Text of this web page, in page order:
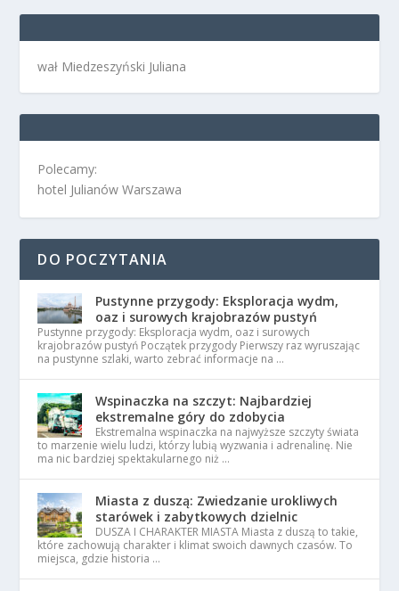
wał Miedzeszyński Juliana
Polecamy:
hotel Julianów Warszawa
DO POCZYTANIA
Pustynne przygody: Eksploracja wydm,
oaz i surowych krajobrazów pustyń
Pustynne przygody: Eksploracja wydm, oaz i surowych
krajobrazów pustyń Początek przygody Pierwszy raz wyruszając
na pustynne szlaki, warto zebrać informacje na …
Wspinaczka na szczyt: Najbardziej
ekstremalne góry do zdobycia
Ekstremalna wspinaczka na najwyższe szczyty świata
to marzenie wielu ludzi, którzy lubią wyzwania i adrenalinę. Nie
ma nic bardziej spektakularnego niż …
Miasta z duszą: Zwiedzanie urokliwych
starówek i zabytkowych dzielnic
DUSZA I CHARAKTER MIASTA Miasta z duszą to takie,
które zachowują charakter i klimat swoich dawnych czasów. To
miejsca, gdzie historia …